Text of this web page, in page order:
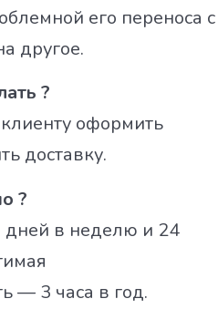
его переноса с
другое.
?
оформить
доставку.
?
дней в неделю и 24
— 3 часа в год.